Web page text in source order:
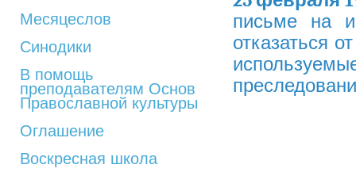
Месяцеслов
Синодики
В помощь
преподавателям Основ
Православной культуры
Оглашение
Воскресная школа
письме на
отказаться